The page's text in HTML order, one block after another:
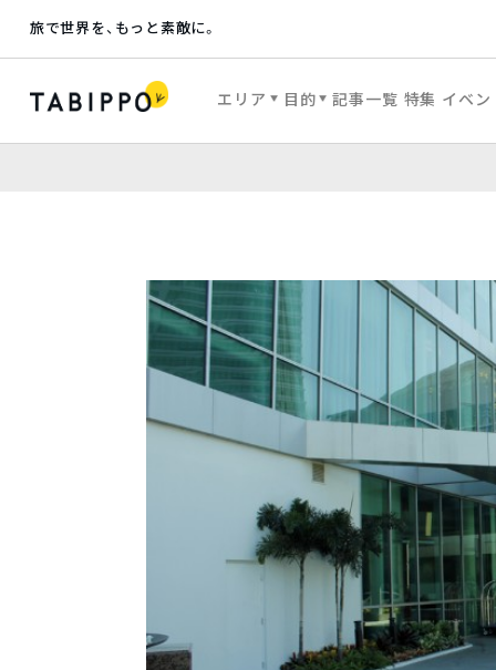
旅で世界を、もっと素敵に。
エリア 目的 記事一覧 特集 イベン